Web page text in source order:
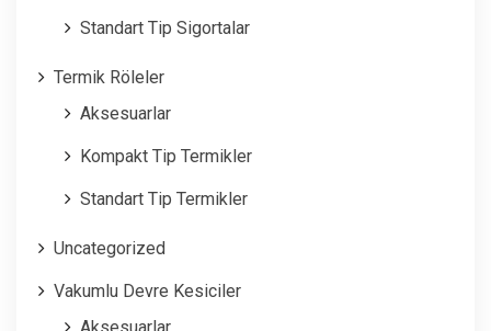
Standart Tip Sigortalar
Termik Röleler
Aksesuarlar
Kompakt Tip Termikler
Standart Tip Termikler
Uncategorized
Vakumlu Devre Kesiciler